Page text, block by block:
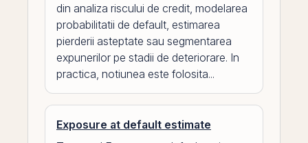
din analiza riscului de credit, modelarea
probabilitatii de default, estimarea
pierderii asteptate sau segmentarea
expunerilor pe stadii de deteriorare. In
practica, notiunea este folosita...
Exposure at default estimate